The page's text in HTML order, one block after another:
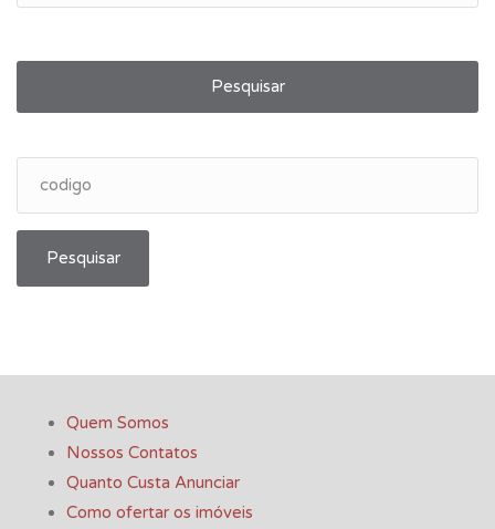
Pesquisar
Pesquisar
Quem Somos
Nossos Contatos
Quanto Custa Anunciar
Como ofertar os imóveis